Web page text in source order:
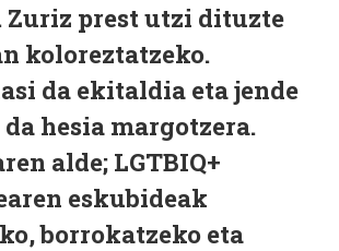
Zuriz prest utzi dituzte
koloreztatzeko.
da ekitaldia eta jende
hesia margotzera.
alde; LGTBIQ+
eskubideak
borrokatzeko eta